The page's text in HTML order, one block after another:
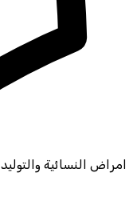
امراض النسائية والتوليد